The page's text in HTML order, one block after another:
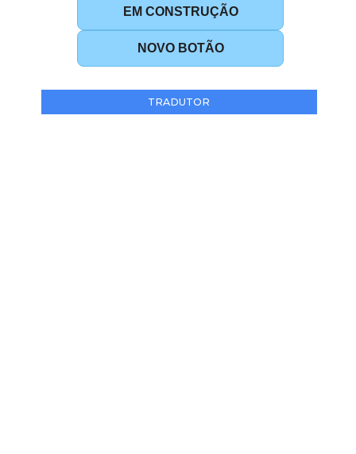
EM CONSTRUÇÃO
NOVO BOTÃO
TRADUTOR